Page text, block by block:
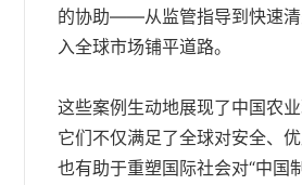
的协助——从监管指导到快速
入全球市场铺平道路。
这些案例生动地展现了中国农业
它们不仅满足了全球对安全、优
也有助于重塑国际社会对“中国